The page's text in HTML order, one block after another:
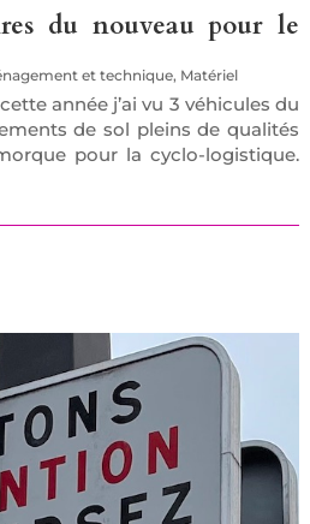
du nouveau pour le
et technique, Matériel
année j’ai vu 3 véhicules du
de sol pleins de qualités
pour la cyclo-logistique.